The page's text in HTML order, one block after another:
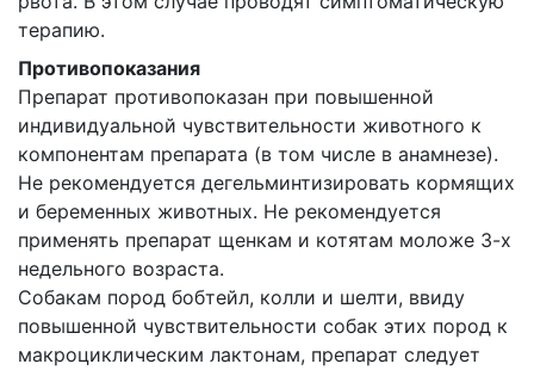
терапию.
Противопоказания
Препарат противопоказан при повышенной
индивидуальной чувствительности животного к
компонентам препарата (в том числе в анамнезе).
Не рекомендуется дегельминтизировать кормящих
и беременных животных. Не рекомендуется
применять препарат щенкам и котятам моложе 3-х
недельного возраста.
Собакам пород бобтейл, колли и шелти, ввиду
повышенной чувствительности собак этих пород к
макроциклическим лактонам, препарат следует